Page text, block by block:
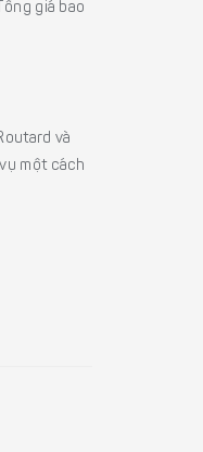
giá bao
và
một cách